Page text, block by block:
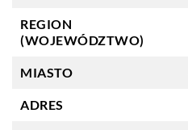
REGION
(WOJEWÓDZTWO)
MIASTO
ADRES